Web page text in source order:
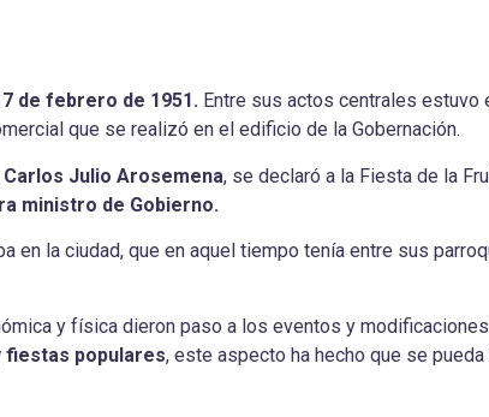
de febrero de 1951. Entre sus actos centrales estuvo
que se realizó en el edificio de la Gobernación.
Carlos Julio Arosemena, se declaró a la Fiesta de la
ministro de Gobierno.
en la ciudad, que en aquel tiempo tenía entre sus
y física dieron paso a los eventos y
fiestas populares, este aspecto ha hecho que se pueda